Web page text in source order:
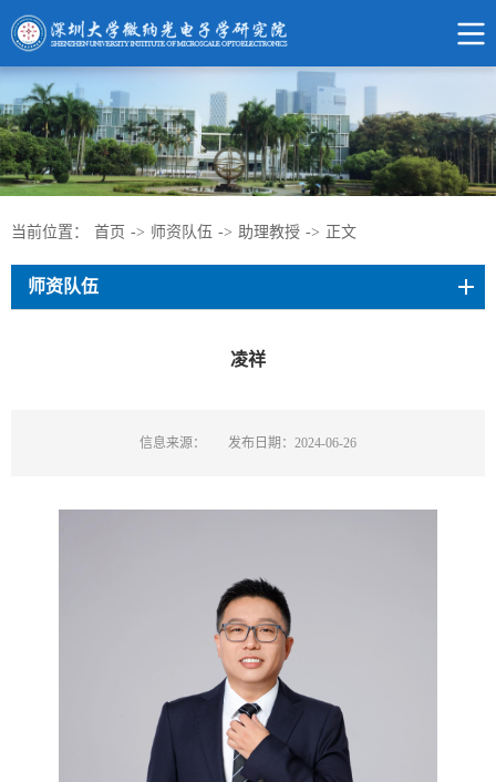
当前位置： 首页 -> 师资队伍 -> 助理教授 -> 正文
师资队伍
凌祥
信息来源： 发布日期：2024-06-26